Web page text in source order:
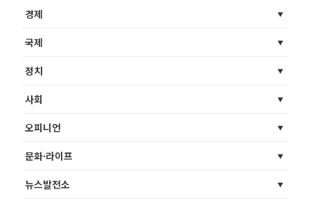
경제
국제
정치
사회
오피니언
문화·라이프
뉴스발전소